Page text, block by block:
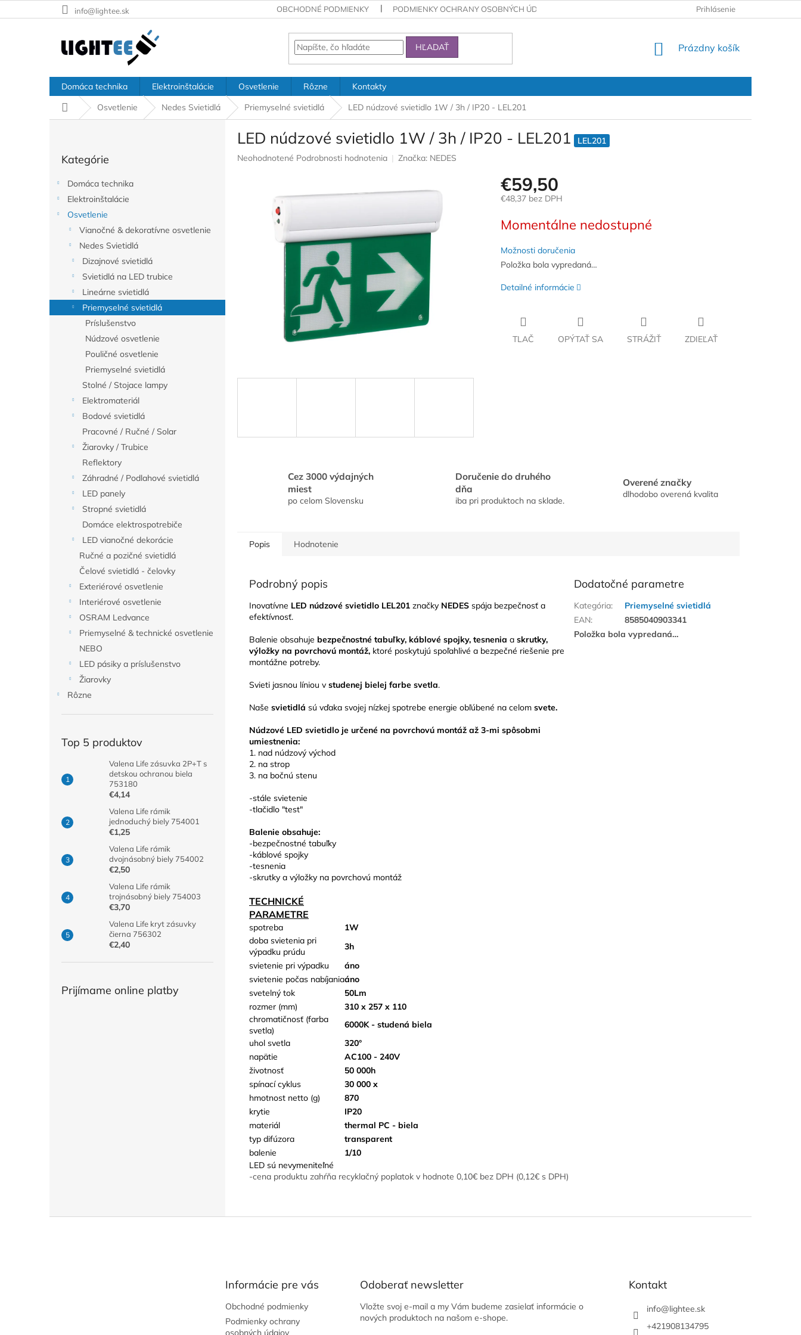
na
info@lightee.sk OBCHODNÉ PODMIENKY PODMIENKY OCHRANY OSOBNÝCH ÚDAJOV Prihlásenie
HĽADAŤ
NÁKUPNÝ
Prázdny košík
Domáca technika Elektroinštalácie Osvetlenie Rôzne
Kontakty
DomovOsvetlenie Nedes Svietidlá Priemyselné svietidlá LED núdzové svietidlo 1W / 3h / IP20 - LEL201
kategórie
Kategórie
Domáca technika
Elektroinštalácie
Osvetlenie
Vianočné & dekoratívne osvetlenie
Nedes Svietidlá
Dizajnové svietidlá
Svietidlá na LED trubice
Lineárne svietidlá
Priemyselné svietidlá
Príslušenstvo
Núdzové osvetlenie
Pouličné osvetlenie
Priemyselné svietidlá
Stolné / Stojace lampy
Elektromateriál
Bodové svietidlá
Pracovné / Ručné / Solar
Žiarovky / Trubice
Reflektory
Záhradné / Podlahové svietidlá
LED panely
Stropné svietidlá
Domáce elektrospotrebiče
LED vianočné dekorácie
Ručné a pozičné svietidlá
Čelové svietidlá - čelovky
Exteriérové osvetlenie
Interiérové osvetlenie
OSRAM Ledvance
Priemyselné & technické osvetlenie
NEBO
LED pásiky a príslušenstvo
Žiarovky
Rôzne
Top 5 produktov
Valena Life zásuvka 2P+T s
detskou ochranou biela
753180
€4,14
Valena Life rámik
jednoduchý biely 754001
€1,25
Valena Life rámik
dvojnásobný biely 754002
€2,50
Valena Life rámik
trojnásobný biely 754003
€3,70
Valena Life kryt zásuvky
čierna 756302
€2,40
Prijímame online platby
LED núdzové svietidlo 1W / 3h / IP20 - LEL201
LEL201
Priemerné
Neohodnotené Podrobnosti hodnotenia Značka: NEDES
€59,50
€48,37 bez DPH
cena:
Momentálne nedostupné
Možnosti doručenia
Položka bola vypredaná…
Detailné informácie
TLAČ OPÝTAŤ SA STRÁŽIŤ ZDIEĽAŤ
Cez 3000 výdajných
miest
po celom Slovensku
Doručenie do druhého
dňa
iba pri produktoch na sklade.
Overené značky
dlhodobo overená kvalita
Popis Hodnotenie
Podrobný popis
Inovatívne LED núdzové svietidlo LEL201 značky NEDES spája bezpečnosť a
efektívnosť.
Balenie obsahuje bezpečnostné tabuľky, káblové spojky, tesnenia a skrutky,
výložky na povrchovú montáž, ktoré poskytujú spoľahlivé a bezpečné riešenie pre
montážne potreby.
Svieti jasnou líniou v studenej bielej farbe svetla.
Naše svietidlá sú vďaka svojej nízkej spotrebe energie obľúbené na celom svete.
Núdzové LED svietidlo je určené na povrchovú montáž až 3-mi spôsobmi
umiestnenia:
1. nad núdzový východ
2. na strop
3. na bočnú stenu
-stále svietenie
-tlačidlo "test"
Balenie obsahuje:
-bezpečnostné tabuľky
-káblové spojky
-tesnenia
-skrutky a výložky na povrchovú montáž
TECHNICKÉ
PARAMETRE
spotreba
1W
doba svietenia pri
výpadku prúdu
3h
svietenie pri výpadku
áno
svietenie počas nabíjaniaáno
svetelný tok
50Lm
rozmer (mm)
310 x 257 x 110
chromatičnosť (farba
svetla)
6000K - studená biela
uhol svetla
320°
napätie
AC100 - 240V
životnosť
50 000h
spínací cyklus
30 000 x
hmotnost netto (g)
870
krytie
IP20
materiál
thermal PC - biela
typ difúzora
transparent
balenie
1/10
LED sú nevymeniteľné
-cena produktu zahŕňa recyklačný poplatok v hodnote 0,10€ bez DPH (0,12€ s DPH)
Dodatočné parametre
Kategória:
Priemyselné svietidlá
EAN:
8585040903341
Položka bola vypredaná…
Informácie pre vás
Obchodné podmienky
Podmienky ochrany
osobných údajov
Odoberať newsletter
Vložte svoj e-mail a my Vám budeme zasielať informácie o
nových produktoch na našom e-shope.
Kontakt
info@lightee.sk
+421908134795